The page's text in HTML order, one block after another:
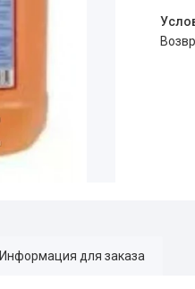
Информация для заказа